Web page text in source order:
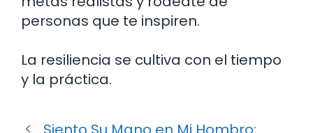
personas que te inspiren.
La resiliencia se cultiva con el tiempo
y la práctica.